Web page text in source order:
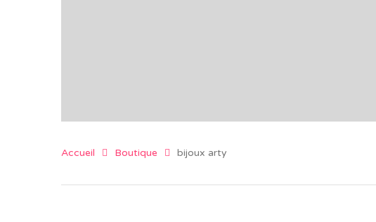
Accueil Boutique bijoux arty